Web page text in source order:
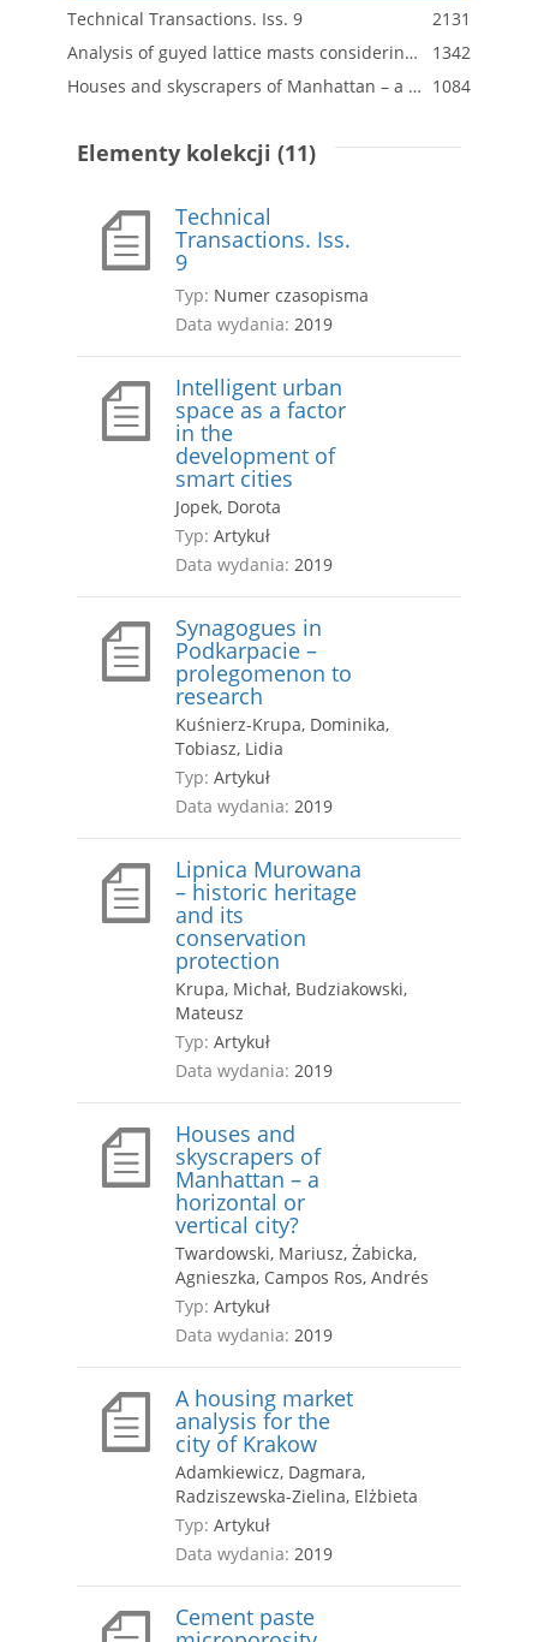
Technical Transactions. Iss. 9
2131
Analysis of guyed lattice masts considering various types of mast shaft geometrical imperfections
1342
Houses and skyscrapers of Manhattan – a horizontal or vertical city? 1084
Elementy kolekcji (11)
Technical
Transactions. Iss.
9
Typ: Numer czasopisma
Data wydania: 2019
Intelligent urban
space as a factor
in the
development of
smart cities
Jopek, Dorota
Typ: Artykuł
Data wydania: 2019
Synagogues in
Podkarpacie –
prolegomenon to
research
Kuśnierz-Krupa, Dominika,
Tobiasz, Lidia
Typ: Artykuł
Data wydania: 2019
Lipnica Murowana
– historic heritage
and its
conservation
protection
Krupa, Michał, Budziakowski,
Mateusz
Typ: Artykuł
Data wydania: 2019
Houses and
skyscrapers of
Manhattan – a
horizontal or
vertical city?
Twardowski, Mariusz, Żabicka,
Agnieszka, Campos Ros, Andrés
Typ: Artykuł
Data wydania: 2019
A housing market
analysis for the
city of Krakow
Adamkiewicz, Dagmara,
Radziszewska-Zielina, Elżbieta
Typ: Artykuł
Data wydania: 2019
Cement paste